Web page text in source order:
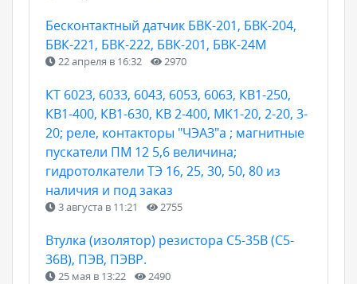
Бесконтактный датчик БВК-201, БВК-204,
БВК-221, БВК-222, БВК-201, БВК-24М
22 апреля в 16:32 2970
КТ 6023, 6033, 6043, 6053, 6063, КВ1-250,
КВ1-400, КВ1-630, КВ 2-400, МК1-20, 2-20, 3-
20; реле, контакторы "ЧЭАЗ"а ; магнитные
пускатели ПМ 12 5,6 величина;
гидротолкатели ТЭ 16, 25, 30, 50, 80 из
наличия и под заказ
3 августа в 11:21 2755
Втулка (изолятор) резистора С5-35В (С5-
36В), ПЭВ, ПЭВР.
25 мая в 13:22 2490